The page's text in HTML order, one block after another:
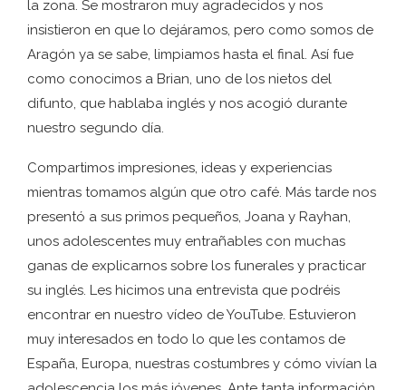
la zona. Se mostraron muy agradecidos y nos
insistieron en que lo dejáramos, pero como somos de
Aragón ya se sabe, limpiamos hasta el final. Así fue
como conocimos a Brian, uno de los nietos del
difunto, que hablaba inglés y nos acogió durante
nuestro segundo día.
Compartimos impresiones, ideas y experiencias
mientras tomamos algún que otro café. Más tarde nos
presentó a sus primos pequeños, Joana y Rayhan,
unos adolescentes muy entrañables con muchas
ganas de explicarnos sobre los funerales y practicar
su inglés. Les hicimos una entrevista que podréis
encontrar en nuestro vídeo de YouTube. Estuvieron
muy interesados en todo lo que les contamos de
España, Europa, nuestras costumbres y cómo vivían la